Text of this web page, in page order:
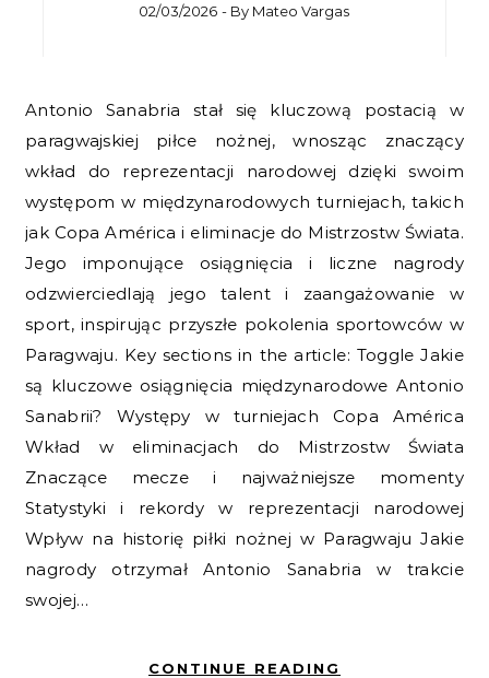
02/03/2026 - By Mateo Vargas
Antonio Sanabria stał się kluczową postacią w
paragwajskiej piłce nożnej, wnosząc znaczący
wkład do reprezentacji narodowej dzięki swoim
występom w międzynarodowych turniejach, takich
jak Copa América i eliminacje do Mistrzostw Świata.
Jego imponujące osiągnięcia i liczne nagrody
odzwierciedlają jego talent i zaangażowanie w
sport, inspirując przyszłe pokolenia sportowców w
Paragwaju. Key sections in the article: Toggle Jakie
są kluczowe osiągnięcia międzynarodowe Antonio
Sanabrii? Występy w turniejach Copa América
Wkład w eliminacjach do Mistrzostw Świata
Znaczące mecze i najważniejsze momenty
Statystyki i rekordy w reprezentacji narodowej
Wpływ na historię piłki nożnej w Paragwaju Jakie
nagrody otrzymał Antonio Sanabria w trakcie
swojej…
CONTINUE READING